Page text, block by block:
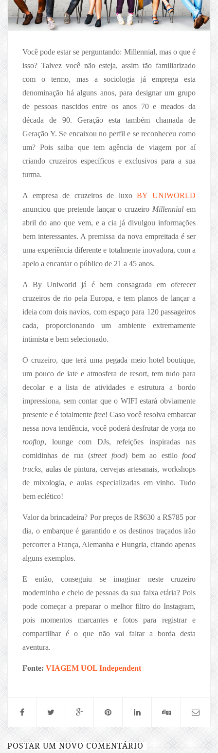
Você pode estar se perguntando: Millennial, mas o que é
isso? Talvez você não esteja, assim tão familiarizado
com o termo, mas a sociologia já emprega esta
denominação há alguns anos, para designar um grupo
de pessoas nascidos entre os anos 70 e meados da
década de 90. Geração esta também chamada de
Geração Y. Se encaixou no perfil e se reconheceu como
um? Pois saiba que tem agência de viagem por aí
criando cruzeiros específicos e exclusivos para a sua
turma.
A empresa de cruzeiros de luxoBY UNIWORLD
anunciou que pretende lançar o cruzeiro Millennial em
abril do ano que vem, e a cia já divulgou informações
bem interessantes. A premissa da nova empreitada é ser
uma experiência diferente e totalmente inovadora, com a
apelo a encantar o público de 21 a 45 anos.
A By Uniworld já é bem consagrada em oferecer
cruzeiros de rio pela Europa, e tem planos de lançar a
ideia com dois navios, com espaço para 120 passageiros
cada, proporcionando um ambiente extremamente
intimista e bem selecionado.
O cruzeiro, que terá uma pegada meio hotel boutique,
um pouco de iate e atmosfera de resort, tem tudo para
decolar e a lista de atividades e estrutura a bordo
impressiona, sem contar que o WIFI estará obviamente
presente e é totalmente free! Caso você resolva embarcar
nessa nova tendência, você poderá desfrutar de yoga no
rooftop, lounge com DJs, refeições inspiradas nas
comidinhas de rua (street food) bem ao estilo food
trucks, aulas de pintura, cervejas artesanais, workshops
de mixologia, e aulas especializadas em vinho. Tudo
bem eclético!
Valor da brincadeira? Por preços de R$630 a R$785 por
dia, o embarque é garantido e os destinos traçados irão
percorrer a França, Alemanha e Hungria, citando apenas
alguns exemplos.
E então, conseguiu se imaginar neste cruzeiro
moderninho e cheio de pessoas da sua faixa etária? Pois
pode começar a preparar o melhor filtro do Instagram,
pois momentos marcantes e fotos para registrar e
compartilhar é o que não vai faltar a borda desta
aventura.
Fonte: VIAGEM UOL Independent
POSTAR UM NOVO COMENTÁRIO